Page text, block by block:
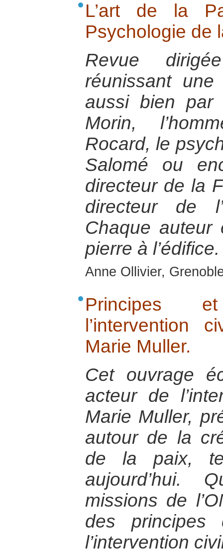
L’art de la
Psychologie de
Revue
réunissant une
aussi bien par
Morin,
Rocard, le
Salomé ou
directeur de la
directeur de
Chaque auteur
pierre à l’édifice.
Anne Ollivier,
Principes
l’intervention
Marie Muller.
Cet ouvrage
acteur de
Marie Muller,
autour de la
de la paix,
aujourd’hui.
missions de
des principes
l’intervention